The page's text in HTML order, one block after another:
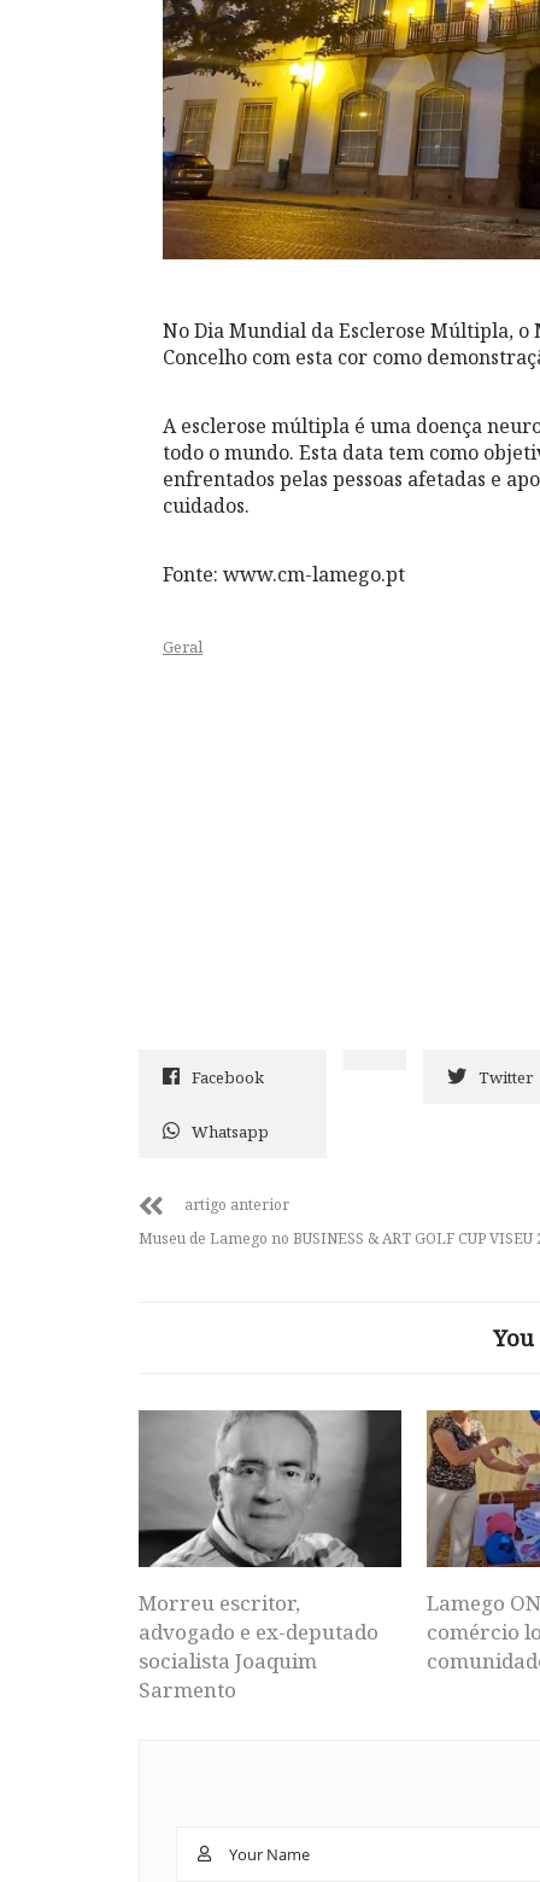
No Dia Mundial da Esclerose Múltipla,
Concelho com esta cor como
A esclerose múltipla é uma doença
todo o mundo. Esta data tem como
enfrentados pelas pessoas afetadas e
cuidados.
Fonte: www.cm-lamego.pt
Geral
Facebook Twitter
Whatsapp
artigo anterior
Museu de Lamego no BUSINESS & ART GOLF CUP VISEU
Morreu escritor,
advogado e ex-deputado
socialista Joaquim
Sarmento
Lamego
comércio